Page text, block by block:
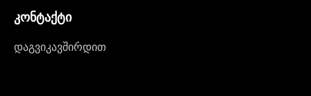
კონტაქტი
დაგვიკავშირდით